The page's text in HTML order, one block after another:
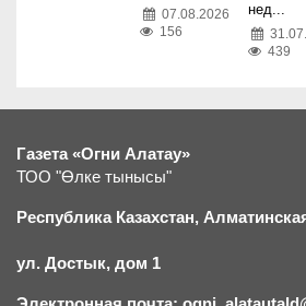
07.08.2026
156
нед...
439
Газета «Огни Алатау»
ТОО "Өлке тынысы"
Республика Казахстан,
ул. Достык, дом 1